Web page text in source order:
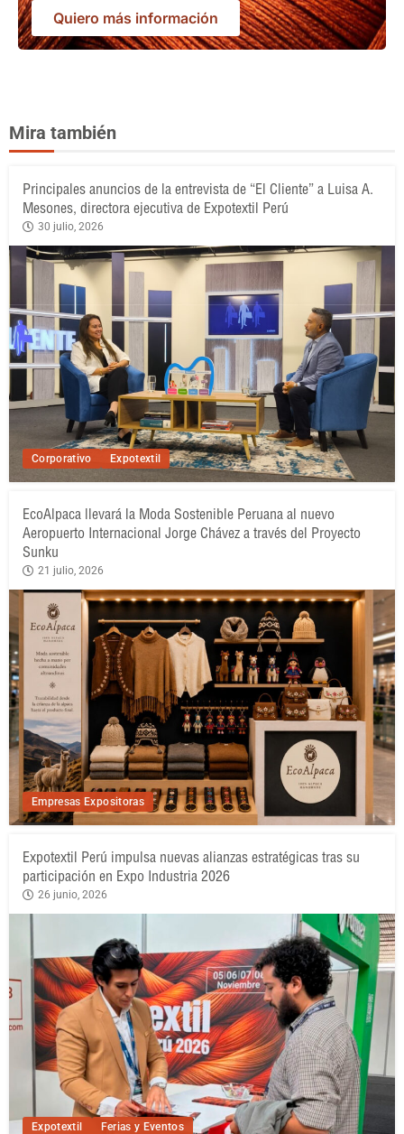
Quiero más información
Mira también
Corporativo Expotextil
Principales anuncios de la entrevista de “El Cliente” a Luisa A.
Mesones, directora ejecutiva de Expotextil Perú
30 julio, 2026
Empresas Expositoras
EcoAlpaca llevará la Moda Sostenible Peruana al nuevo
Aeropuerto Internacional Jorge Chávez a través del Proyecto
Sunku
21 julio, 2026
Expotextil Ferias y Eventos
Expotextil Perú impulsa nuevas alianzas estratégicas tras su
participación en Expo Industria 2026
26 junio, 2026